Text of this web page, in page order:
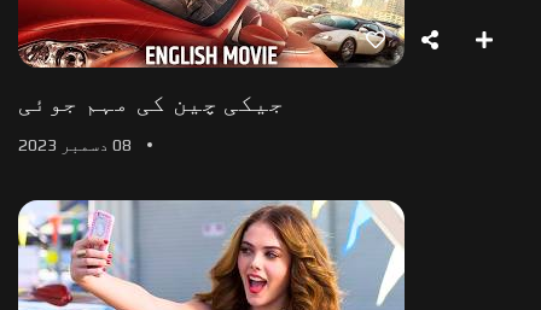
جیکی چین کی مہم جوئی
08 دسمبر 2023